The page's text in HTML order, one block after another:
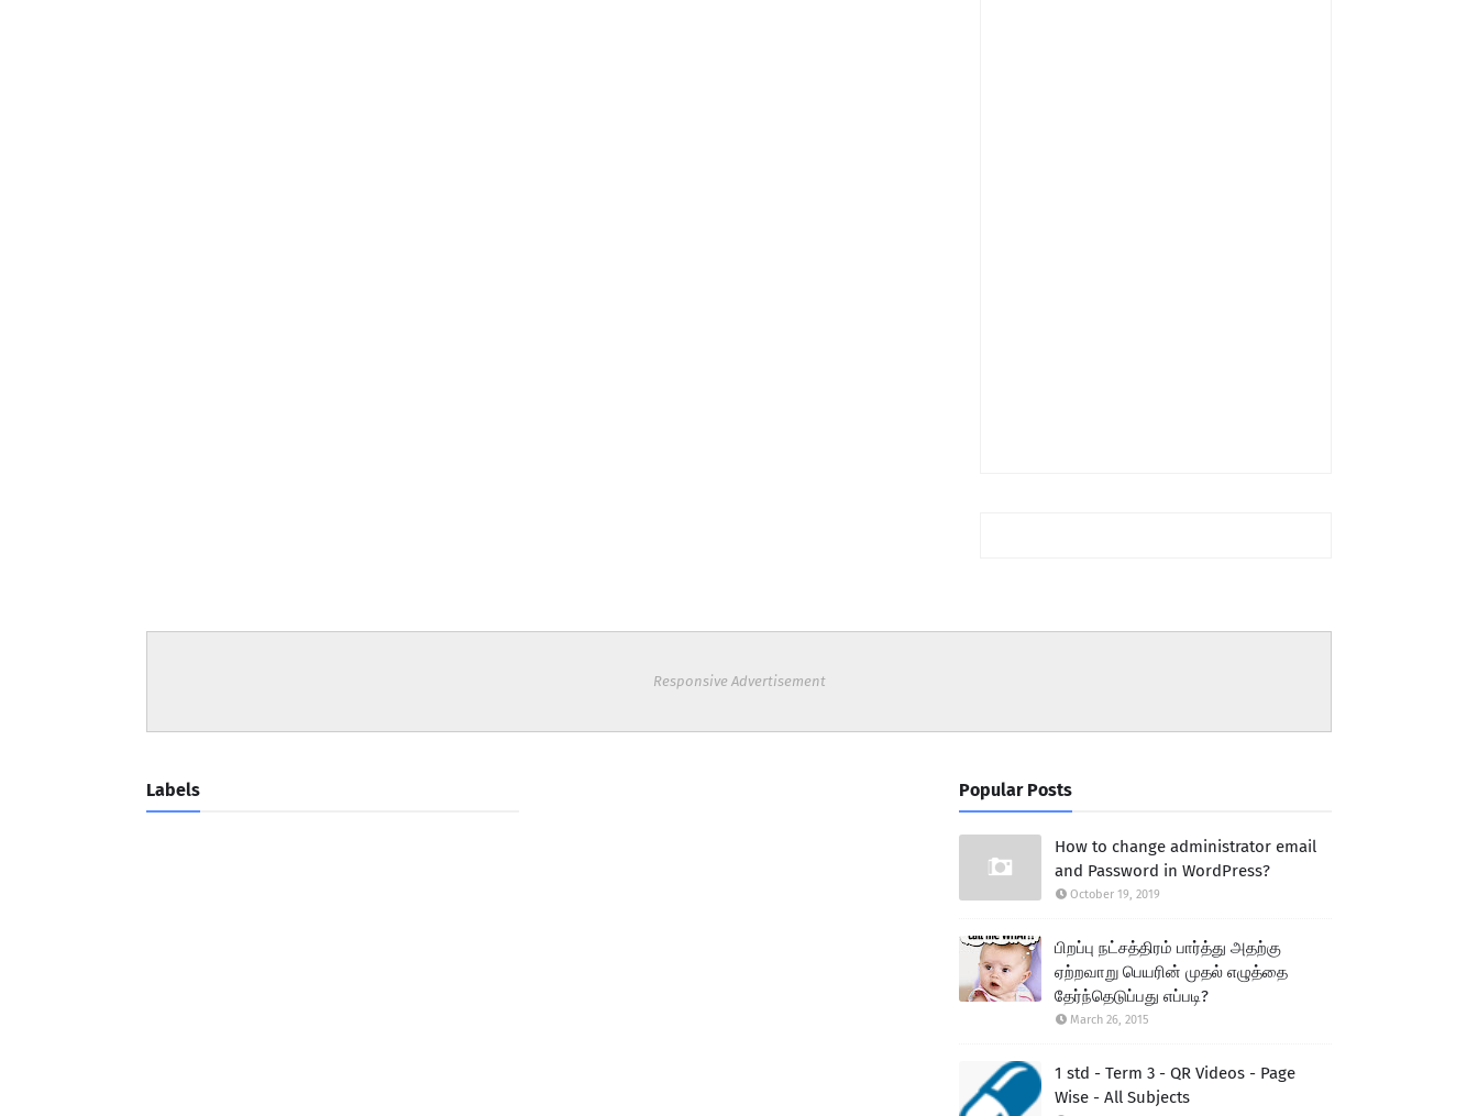
Responsive Advertisement
Labels Popular Posts
How to change administrator email
and Password in WordPress?
October 19, 2019
பிறப்பு நட்சத்திரம் பார்த்து அதற்கு
ஏற்றவாறு பெயரின் முதல் எழுத்தை
தேர்ந்தெடுப்பது எப்படி?
March 26, 2015
1 std - Term 3 - QR Videos - Page
Wise - All Subjects